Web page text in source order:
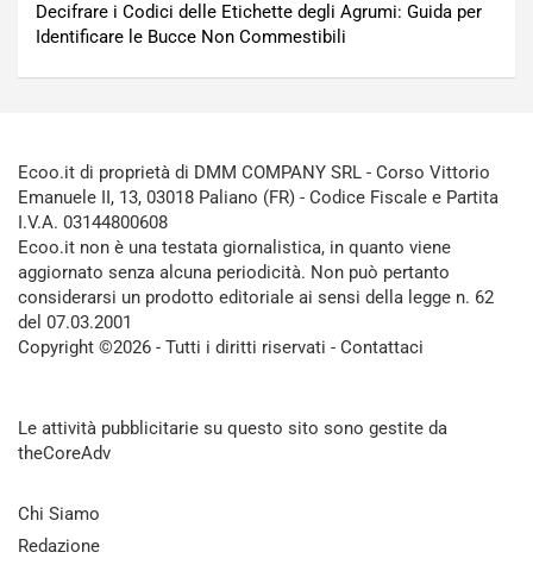
Decifrare i Codici delle Etichette degli Agrumi: Guida per
Identificare le Bucce Non Commestibili
Ecoo.it di proprietà di DMM COMPANY SRL - Corso Vittorio
Emanuele II, 13, 03018 Paliano (FR) - Codice Fiscale e Partita
I.V.A. 03144800608
Ecoo.it non è una testata giornalistica, in quanto viene
aggiornato senza alcuna periodicità. Non può pertanto
considerarsi un prodotto editoriale ai sensi della legge n. 62
del 07.03.2001
Copyright ©2026 - Tutti i diritti riservati - Contattaci
Le attività pubblicitarie su questo sito sono gestite da
theCoreAdv
Chi Siamo
Redazione